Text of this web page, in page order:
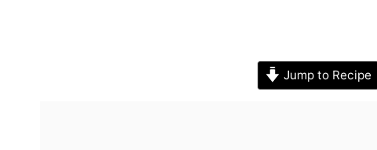
Jump to Recipe